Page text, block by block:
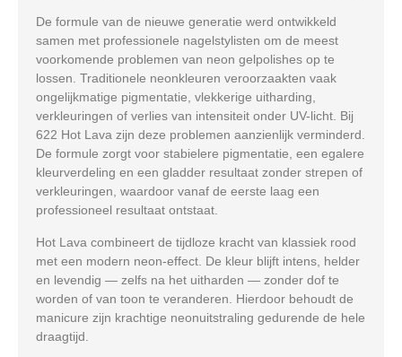
De formule van de nieuwe generatie werd ontwikkeld
samen met professionele nagelstylisten om de meest
voorkomende problemen van neon gelpolishes op te
lossen. Traditionele neonkleuren veroorzaakten vaak
ongelijkmatige pigmentatie, vlekkerige uitharding,
verkleuringen of verlies van intensiteit onder UV-licht. Bij
622 Hot Lava zijn deze problemen aanzienlijk verminderd.
De formule zorgt voor stabielere pigmentatie, een egalere
kleurverdeling en een gladder resultaat zonder strepen of
verkleuringen, waardoor vanaf de eerste laag een
professioneel resultaat ontstaat.
Hot Lava combineert de tijdloze kracht van klassiek rood
met een modern neon-effect. De kleur blijft intens, helder
en levendig — zelfs na het uitharden — zonder dof te
worden of van toon te veranderen. Hierdoor behoudt de
manicure zijn krachtige neonuitstraling gedurende de hele
draagtijd.